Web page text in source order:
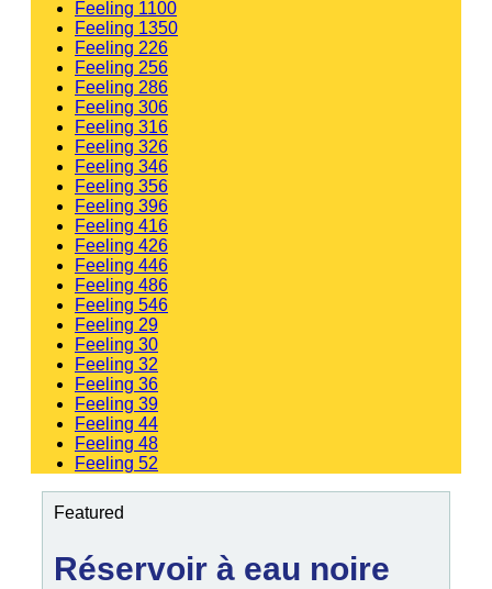
Feeling 1100
Feeling 1350
Feeling 226
Feeling 256
Feeling 286
Feeling 306
Feeling 316
Feeling 326
Feeling 346
Feeling 356
Feeling 396
Feeling 416
Feeling 426
Feeling 446
Feeling 486
Feeling 546
Feeling 29
Feeling 30
Feeling 32
Feeling 36
Feeling 39
Feeling 44
Feeling 48
Feeling 52
Featured
Réservoir à eau noire